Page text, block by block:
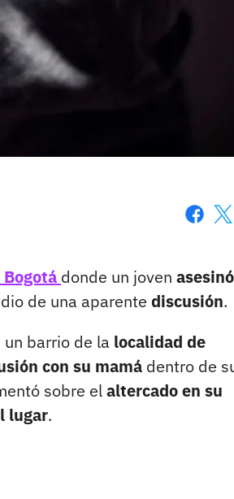
Bogotá donde un joven
de una aparente discusión.
barrio de la localidad de
con su mamá dentro de
sobre elaltercado en su
lugar.